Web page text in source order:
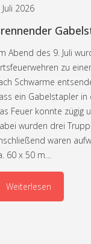
Juli 2026
Abend des 9. Juli
zu
Schwarme
ein Gabelstapler
Feuer konnte zügig
wurden drei
waren
60 x 50 m…
Weiterlesen